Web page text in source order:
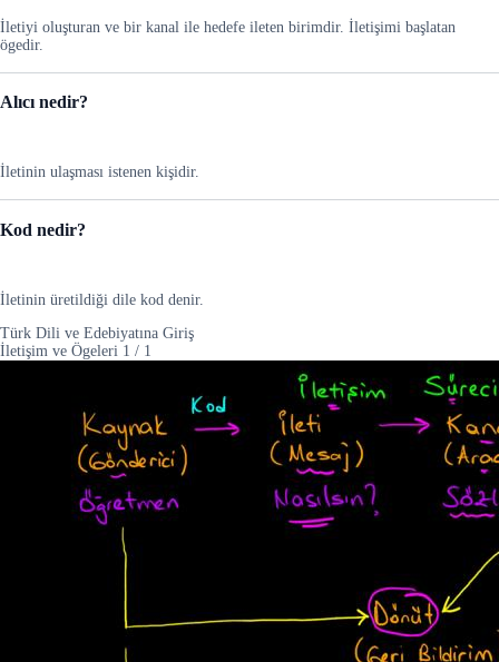
İletiyi oluşturan ve bir kanal ile hedefe ileten birimdir. İletişimi başlatan
ögedir.
Alıcı nedir?
İletinin ulaşması istenen kişidir.
Kod nedir?
İletinin üretildiği dile kod denir.
Türk Dili ve Edebiyatına Giriş
İletişim ve Ögeleri 1 / 1